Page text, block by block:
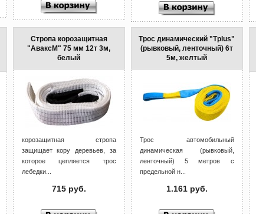
Стропа корозащитная
"АваксМ" 75 мм 12т 3м,
белый
корозащитная стропа
защищает кору деревьев, за
которое цепляется трос
лебедки...
715 руб.
Трос динамический "Tplus"
(рывковый, ленточный) 6т
5м, желтый
Трос автомобильный
динамическая (рывковый,
ленточный) 5 метров с
предельной н...
1.161 руб.